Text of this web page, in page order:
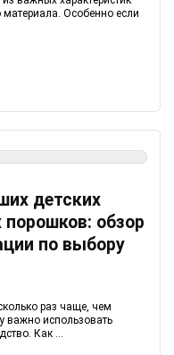
материала. Особенно если
детских
обзор
по выбору
раз чаще, чем
важно использовать
Как ...